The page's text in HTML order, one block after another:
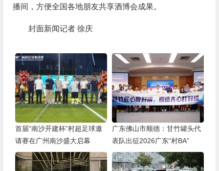
播间，方便全国各地朋友共享酒博会成果。
封面新闻记者 徐庆
首届“南沙开建杯”村超足球邀
请赛在广州南沙盛大启幕
广东佛山市顺德：甘竹罐头代
表队出征2026广东“村BA”